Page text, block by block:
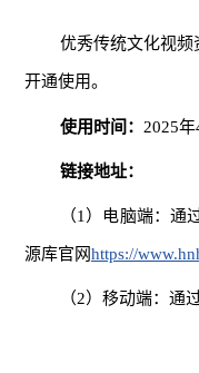
优秀传统文化视频
开通使用。
使用时间： 2025年
链接地址：
（1） 电脑端：通
源库官网https://
（2） 移动端：通